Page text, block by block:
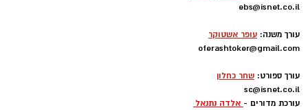
ebs@isnet.co.il
עורך משנה: עופר אשטוקר
oferashtoker@gmail.com
עורך ספורט: שחר כחלון
sc@isnet.co.il
עורכת מדורים - אלדה נתנאל